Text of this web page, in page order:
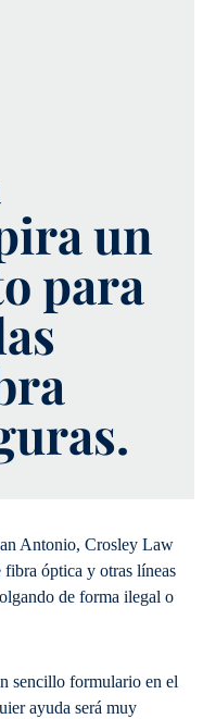
un
para
Antonio, Crosley Law
óptica y otras líneas
de forma ilegal o
sencillo formulario en el
ayuda será muy